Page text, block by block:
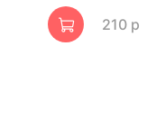
210 р